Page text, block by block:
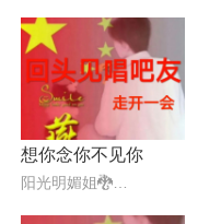
想你念你不见你